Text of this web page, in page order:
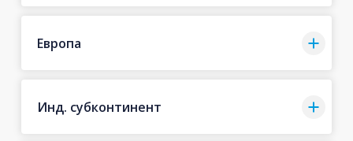
Европа
Инд. субконтинент